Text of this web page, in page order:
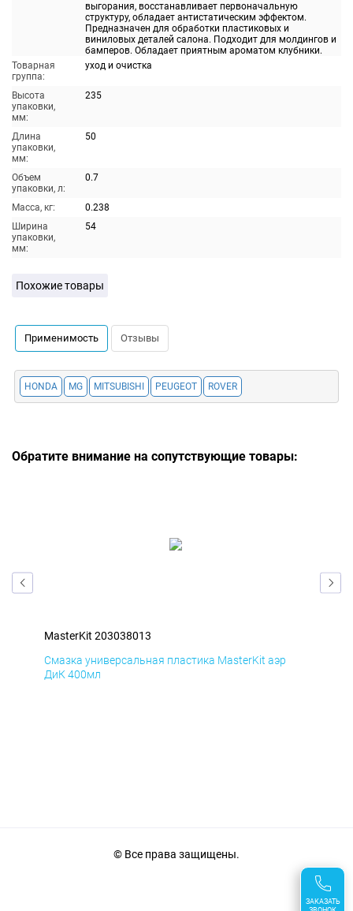
выгорания, восстанавливает первоначальную
структуру, обладает антистатическим эффектом.
Предназначен для обработки пластиковых и
виниловых деталей салона. Подходит для молдингов и
бамперов. Обладает приятным ароматом клубники.
Товарная
группа:
уход и очистка
Высота
упаковки,
мм:
235
Длина
упаковки,
мм:
50
Объем
упаковки, л:
0.7
Масса, кг:
0.238
Ширина
упаковки,
мм:
54
Похожие товары
Применимость Отзывы
HONDA MG MITSUBISHI PEUGEOT ROVER
Обратите внимание на сопутствующие товары:
MasterKit 203038013
Смазка универсальная пластика MasterKit аэр
ДиК 400мл
ЗАКАЗАТЬ
© Все права защищены.